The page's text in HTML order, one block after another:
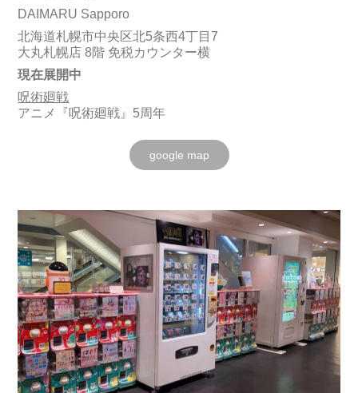
DAIMARU Sapporo
北海道札幌市中央区北5条西4丁目7
大丸札幌店 8階 免税カウンター横
現在展開中
呪術廻戦
アニメ『呪術廻戦』5周年
google map